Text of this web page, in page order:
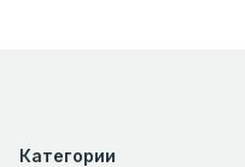
Категории